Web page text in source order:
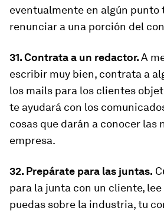
eventualmente en algún punto
renunciar a una porción del
31. Contrata a un redactor.A
escribir muy bien, contrata a
los mails para los clientes
te ayudará con los
cosas que darán a conocer las
empresa.
32. Prepárate para las juntas.
para la junta con un cliente,
puedas sobre la industria, tu